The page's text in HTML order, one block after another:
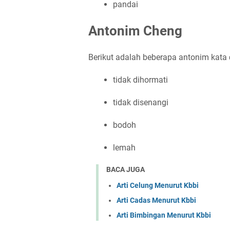
pandai
Antonim Cheng
Berikut adalah beberapa antonim kata
tidak dihormati
tidak disenangi
bodoh
lemah
BACA JUGA
Arti Celung Menurut Kbbi
Arti Cadas Menurut Kbbi
Arti Bimbingan Menurut Kbbi